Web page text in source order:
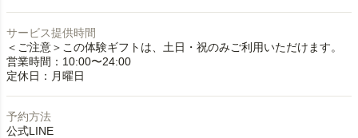
サービス提供時間
＜ご注意＞この体験ギフトは、土日・祝のみご利用いただけます。
営業時間：10:00〜24:00
定休日：月曜日
予約方法
公式LINE